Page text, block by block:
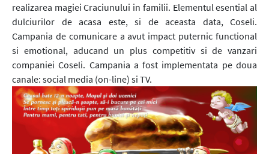
realizarea magiei Craciunului in familii. Elementul esential al
dulciurilor de acasa este, si de aceasta data, Coseli.
Campania de comunicare a avut impact puternic functional
si emotional, aducand un plus competitiv si de vanzari
companiei Coseli. Campania a fost implementata pe doua
canale: social media (on-line) si TV.